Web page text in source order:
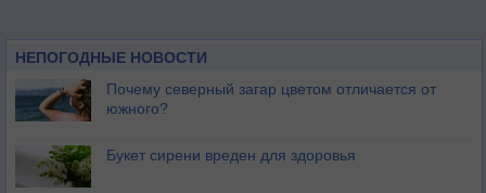
НЕПОГОДНЫЕ НОВОСТИ
Почему северный загар цветом отличается от
южного?
Букет сирени вреден для здоровья